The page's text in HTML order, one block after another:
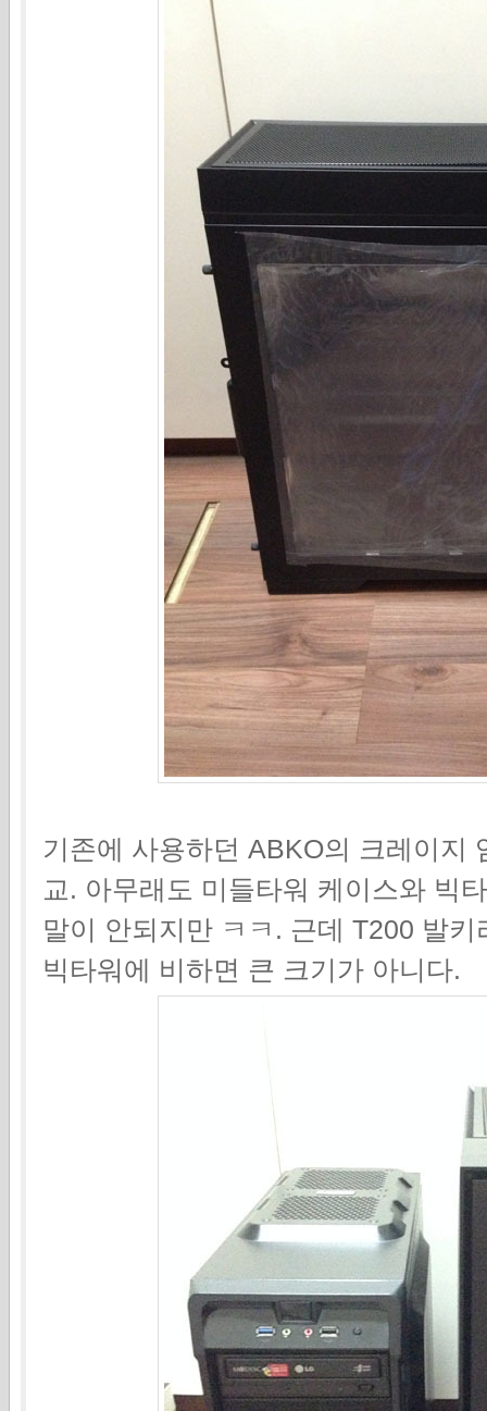
기존에 사용하던 ABKO의 크레이지
교. 아무래도 미들타워 케이스와 빅
말이 안되지만 ㅋㅋ. 근데 T200 발
빅타워에 비하면 큰 크기가 아니다.